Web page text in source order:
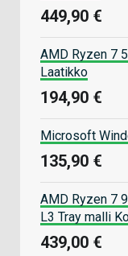
449,90 €
AMD Ryzen 7
Laatikko
194,90 €
Microsoft
135,90 €
AMD Ryzen 7
L3 Tray malli
439,00 €